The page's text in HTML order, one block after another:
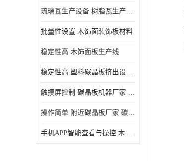
琉璃瓦生产设备 树脂瓦生产设备
批量性设置 木饰面装饰板材料
稳定性高 木饰面板生产线
稳定性高 塑料碳晶板挤出设备 碳晶板设备
触摸屏控制 碳晶板机器厂家 碳晶板全屋装修的利和弊
操作简单 附近碳晶板厂家 碳晶板机器厂家
手机APP智能查看与操控 木饰面板机器